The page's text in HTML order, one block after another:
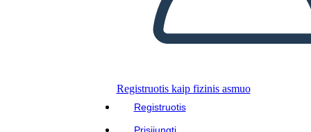
Registruotis kaip fizinis asmuo
Registruotis